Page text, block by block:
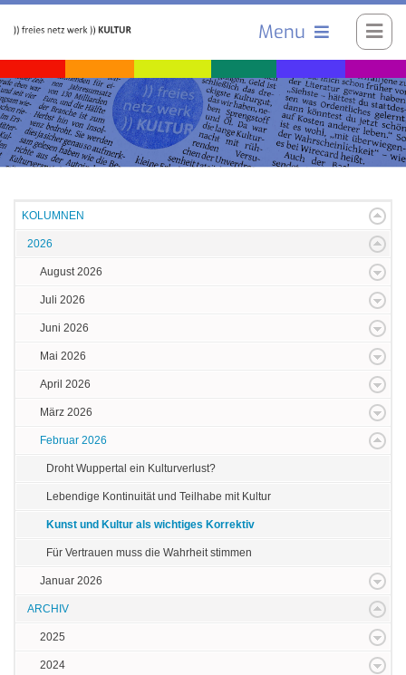
Menu
KOLUMNEN
2026
August 2026
Juli 2026
Juni 2026
Mai 2026
April 2026
März 2026
Februar 2026
Droht Wuppertal ein Kulturverlust?
Lebendige Kontinuität und Teilhabe mit Kultur
Kunst und Kultur als wichtiges Korrektiv
Für Vertrauen muss die Wahrheit stimmen
Januar 2026
ARCHIV
2025
2024